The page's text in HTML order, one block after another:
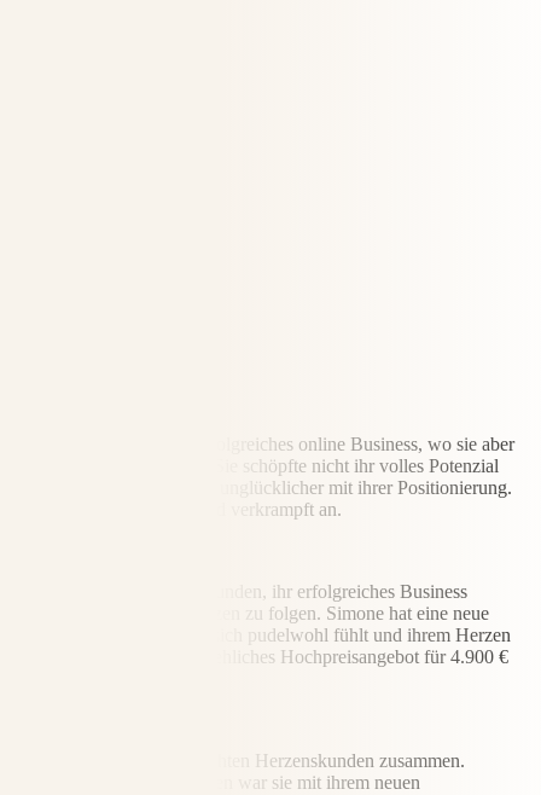
Simone hatte bereits ein erfolgreiches online Business, wo sie aber
nicht ihrem Herzen folgte. Sie schöpfte nicht ihr volles Potenzial
aus. Sie wurde zunehmend unglücklicher mit ihrer Positionierung.
Alles fühlte sich schwer und verkrampft an.
Sie hatte dann den Mut gefunden, ihr erfolgreiches Business
aufzugeben, um ihrem Herzen zu folgen. Simone hat eine neue
Positionierung, mit der sie sich pudelwohl fühlt und ihrem Herzen
folgt. Sie hat ein unwiderstehliches Hochpreisangebot für 4.900 €
Sie arbeitet nur noch mit echten Herzenskunden zusammen.
Innerhalb von nur 5 Monaten war sie mit ihrem neuen